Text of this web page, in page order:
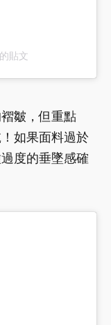
貼文
皺，但重點
如果面料過於
度的垂墜感確